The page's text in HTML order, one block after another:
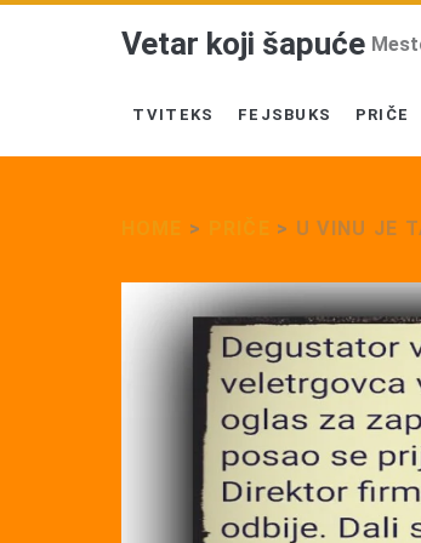
Vetar koji šapuće
TVITEKS FEJSBUKS PRIČE
> > U VINU JE